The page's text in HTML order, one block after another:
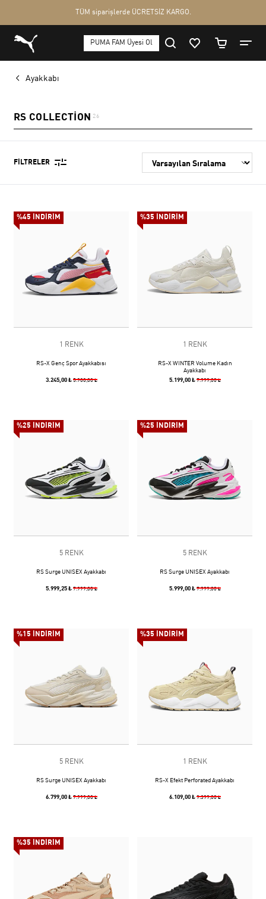
Ayakkabı
RS COLLECTION 26
FILTRELER
%45 İNDİRİM
1 RENK
RS-X Genç Spor Ayakkabısı
3.245,00 ₺ 5.900,00 ₺
%35 İNDİRİM
1 RENK
RS-X WINTER Volume Kadın
Ayakkabı
5.199,00 ₺ 7.999,00 ₺
%25 İNDİRİM
5 RENK
RS Surge UNISEX Ayakkabı
5.999,25 ₺ 7.999,00 ₺
%25 İNDİRİM
5 RENK
RS Surge UNISEX Ayakkabı
5.999,00 ₺ 7.999,00 ₺
%15 İNDİRİM
5 RENK
RS Surge UNISEX Ayakkabı
6.799,00 ₺ 7.999,00 ₺
%35 İNDİRİM
1 RENK
RS-X Efekt Perforated Ayakkabı
6.109,00 ₺ 9.399,00 ₺
%35 İNDİRİM